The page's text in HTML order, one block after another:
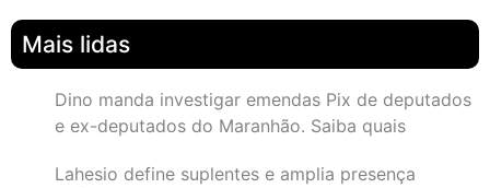
Mais lidas
Dino manda investigar emendas Pix de deputados
e ex-deputados do Maranhão. Saiba quais
Lahesio define suplentes e amplia presença